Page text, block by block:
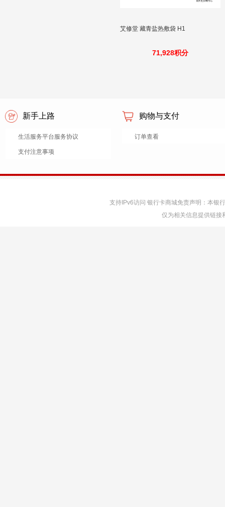
艾修堂 藏青盐热敷袋 H1
71,928积分
新手上路
生活服务平台服务协议
支付注意事项
购物与支付
订单查看
支持IPv6访问 银行卡商城免责声明：本银
仅为相关信息提供链接